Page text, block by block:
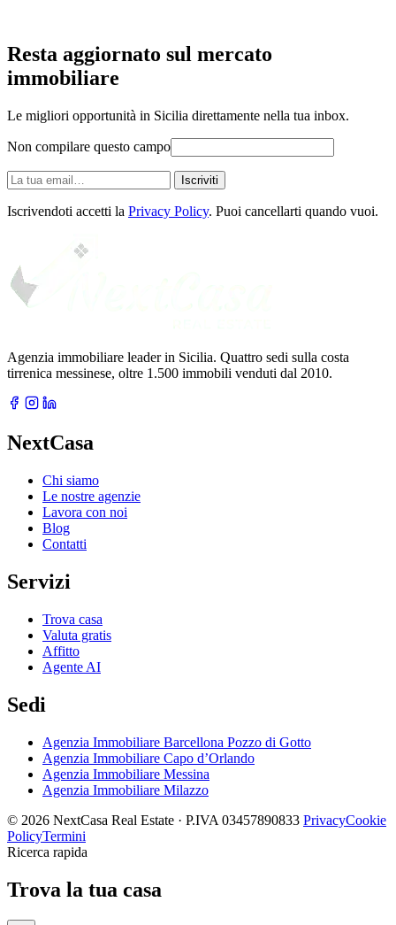
Resta aggiornato sul mercato
immobiliare
Le migliori opportunità in Sicilia direttamente nella tua inbox.
Non compilare questo campo
La
tua
email
Iscriviti
Iscrivendoti accetti la Privacy Policy. Puoi cancellarti quando vuoi.
Agenzia immobiliare leader in Sicilia. Quattro sedi sulla costa
tirrenica messinese, oltre 1.500 immobili venduti dal 2010.
NextCasa
Chi siamo
Le nostre agenzie
Lavora con noi
Blog
Contatti
Servizi
Trova casa
Valuta gratis
Affitto
Agente AI
Sedi
Agenzia Immobiliare Barcellona Pozzo di Gotto
Agenzia Immobiliare Capo d’Orlando
Agenzia Immobiliare Messina
Agenzia Immobiliare Milazzo
© 2026 NextCasa Real Estate · P.IVA 03457890833 PrivacyCookie
PolicyTermini
Ricerca rapida
Trova la tua casa